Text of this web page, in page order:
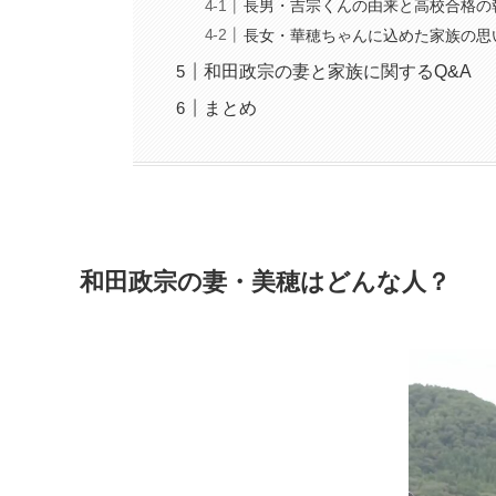
長男・吉宗くんの由来と高校合格の
長女・華穂ちゃんに込めた家族の思
和田政宗の妻と家族に関するQ&A
まとめ
和田政宗の妻・美穂はどんな人？